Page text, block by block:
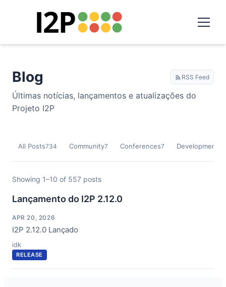
Blog RSS Feed
Últimas notícias, lançamentos e atualizações do
Projeto I2P
All Posts734 Community7 Conferences7 Development
Showing 1–10 of 557 posts
Lançamento do I2P 2.12.0
APR 20, 2026
I2P 2.12.0 Lançado
idk
RELEASE